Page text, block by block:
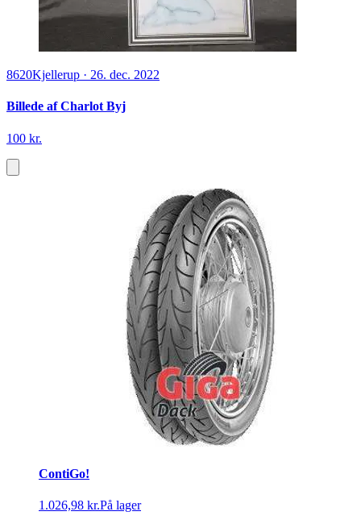
8620Kjellerup · 26. dec. 2022
Billede af Charlot Byj
100 kr.
ContiGo!
1.026,98 kr.På lager